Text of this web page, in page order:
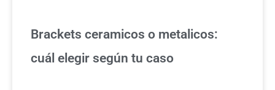
Brackets ceramicos o metalicos:
cuál elegir según tu caso